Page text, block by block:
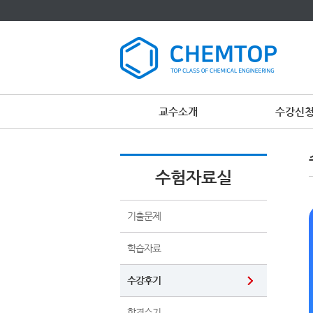
교수소개 수강신
수험자료실
기출문제
학습자료
수강후기